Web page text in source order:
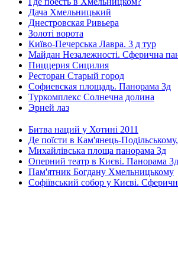
Дача Хмельницький
Днестровская Ривьера
Золоті ворота
Київо-Печерська Лавра. 3 д тур
Майдан Незалежності. Сферична
Пиццерия Сицилия
Ресторан Старый город
Софиевская площадь. Панорама 3д
Туркомплекс Солнечна долина
Эрней лаз
Битва наций у Хотині 2011
Де поїсти в Кам'янець-
Михайлівська площа панорама 3д
Оперний театр в Києві. Панорама 3д
Пам'ятник Богдану Хмельницькому
Софіївський собор у Києві.